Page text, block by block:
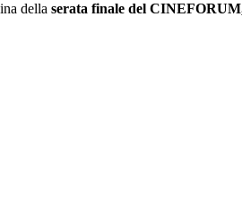
della serata finale del